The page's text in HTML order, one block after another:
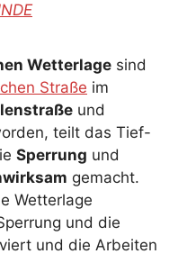
Wetterlage sind
Straße im
und
teilt das Tief-
Sperrung und
gemacht.
Wetterlage
und die
und die Arbeiten